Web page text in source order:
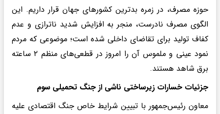
حوزه مصرف، در زمره بدترین کشورهای جهان قرار داریم. این
الگوی مصرف نادرست، منجر به افزایش شدید ناترازی و عدم
کفاف تولید برای تقاضای داخلی شده است؛ موضوعی که مردم
نمود عینی و ملموس آن را امروز در قطعی‌های منظم ۲ ساعته
برق شاهد هستند.
جزئیات خسارات زیرساختی ناشی از جنگ تحمیلی سوم
معاون رئیس‌جمهور با تبیین شرایط خاص جنگ اقتصادی علیه